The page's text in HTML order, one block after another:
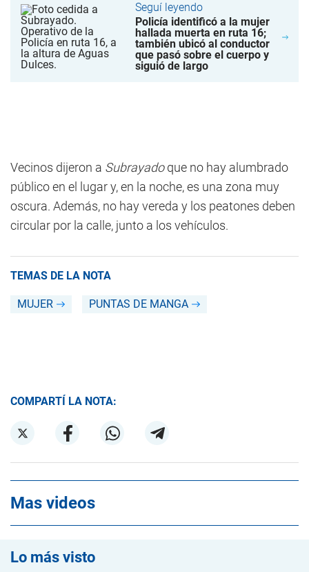
Seguí leyendo
Policía identificó a la mujer
hallada muerta en ruta 16;
también ubicó al conductor
que pasó sobre el cuerpo y
siguió de largo
Vecinos dijeron a Subrayadoque no hay alumbrado
público en el lugar y, en la noche, es una zona muy
oscura. Además, no hay vereda y los peatones deben
circular por la calle, junto a los vehículos.
TEMAS DE LA NOTA
MUJER PUNTAS DE MANGA
COMPARTÍ LA NOTA:
Mas videos
Lo más visto